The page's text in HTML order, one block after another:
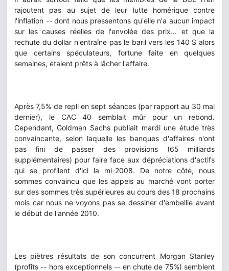
rajoutent pas au sujet de leur lutte homérique contre
l'inflation -- dont nous pressentons qu'elle n'a aucun impact
sur les causes réelles de l'envolée des prix... et que la
rechute du dollar n'entraîne pas le baril vers les 140 $ alors
que certains spéculateurs, fortune faite en quelques
semaines, étaient prêts à lâcher l'affaire.
Après 7,5% de repli en sept séances (par rapport au 30 mai
dernier), le CAC 40 semblait mûr pour un rebond.
Cependant, Goldman Sachs publiait mardi une étude très
convaincante, selon laquelle les banques d'affaires n'ont
pas fini de passer des provisions (65 milliards
supplémentaires) pour faire face aux dépréciations d'actifs
qui se profilent d'ici la mi-2008. De notre côté, nous
sommes convaincu que les appels au marché vont porter
sur des sommes très supérieures au cours des 18 prochains
mois car nous ne voyons pas se dessiner d'embellie avant
le début de l'année 2010.
Les piètres résultats de son concurrent Morgan Stanley
(profits -- hors exceptionnels -- en chute de 75%) semblent